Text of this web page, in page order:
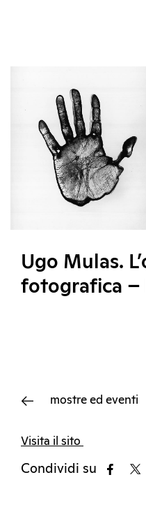
Ugo Mulas.
fotografica –
mostre ed eventi
Visita il sito
Condividi su